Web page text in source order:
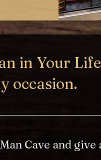
in Your
occasion.
Cave and give